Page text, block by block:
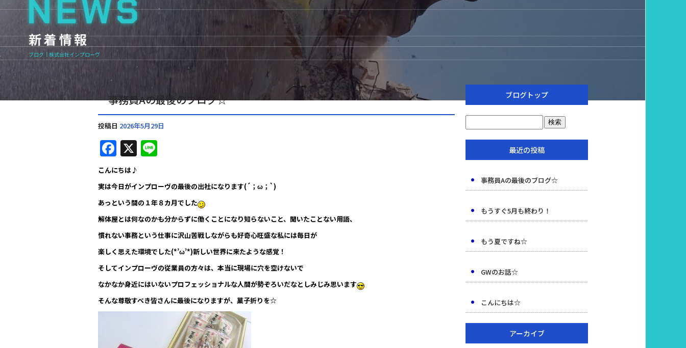
ブログ｜株式会社インプローヴ
事務員Aの最後のブログ☆
投稿日 2026年5月29日
F
a
c
e
b
o
o
k
X
e
こんにちは♪
実は今日がインプローヴの最後の出社になります(´；ω；`)
あっという間の１年８カ月でした
解体屋とは何なのかも分からずに働くことになり知らないこと、聞いたことない用語、
慣れない事務という仕事に沢山苦戦しながらも好奇心旺盛な私には毎日が
楽しく思えた環境でした(*’ω’*)新しい世界に来たような感覚！
そしてインプローヴの従業員の方々は、本当に現場に穴を空けないで
なかなか身近にはいないプロフェッショナルな人間が勢ぞろいだなとしみじみ思います
そんな尊敬すべき皆さんに最後になりますが、菓子折りを☆
ブログトップ
最近の投稿
事務員Aの最後のブログ☆
もうすぐ5月も終わり！
もう夏ですね☆
GWのお話☆
こんにちは☆
アーカイブ